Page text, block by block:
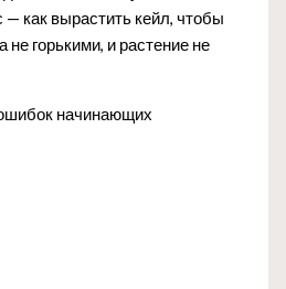
— как вырастить кейл, чтобы
горькими, и растение не
начинающих